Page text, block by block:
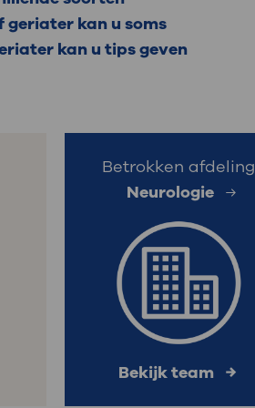
: naar uw dossier
geriater kan u soms
kan u tips geven
Betrokken afdeling
Neurologie
Bekijk team